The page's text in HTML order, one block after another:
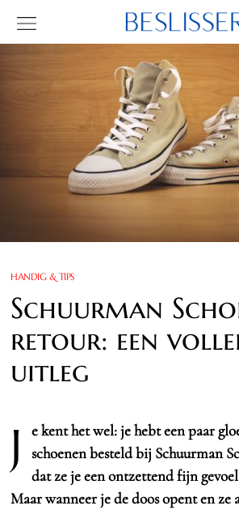
HANDIG & TIPS
Schuurman
retour: een
uitleg
J
e kent het wel: je hebt een paar
schoenen besteld bij Schuurman
dat ze je een ontzettend fijn
Maar wanneer je de doos opent en ze